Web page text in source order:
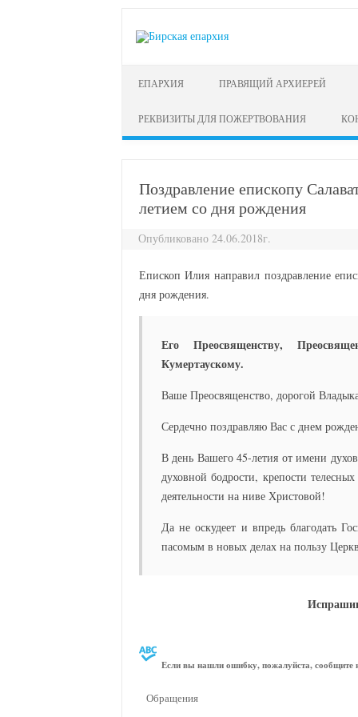
ЕПАРХИЯ ПРАВЯЩИЙ АРХИЕРЕЙ
РЕКВИЗИТЫ ДЛЯ ПОЖЕРТВОВАНИЯ
Поздравление епископу
летием со дня рождения
Опубликовано 24.06.2018г.
Епископ Илия направил поздравление
дня рождения.
Его Преосвященству,
Кумертаускому.
Ваше Преосвященство, дорогой
Сердечно поздравляю Вас с днем
В день Вашего 45-летия от имени
духовной бодрости, крепости
деятельности на ниве Христовой!
Да не оскудеет и впредь благодать
пасомым в новых делах на пользу
Если вы нашли ошибку, пожалуйста, сообщите
Обращения